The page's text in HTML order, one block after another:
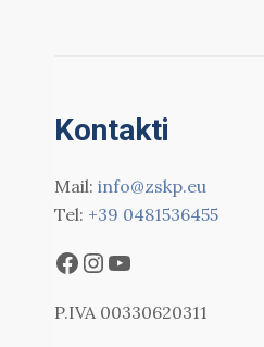
Kontakti
Mail: info@zskp.eu
Tel: +39 0481536455
P.IVA 00330620311